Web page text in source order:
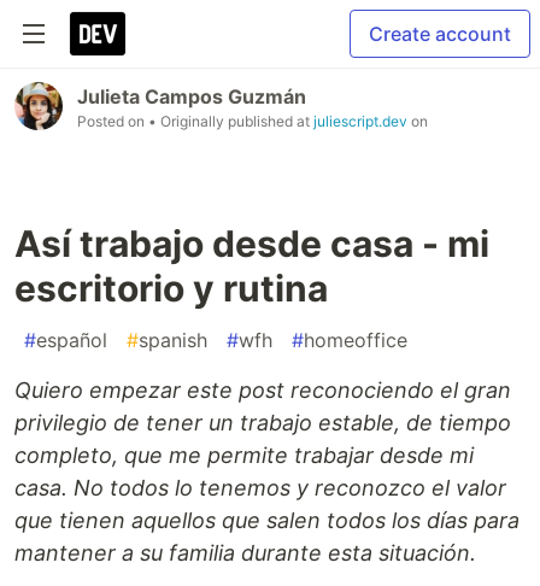
Create account
Julieta Campos Guzmán
Posted on • Originally published at juliescript.dev on
Así trabajo desde casa - mi
escritorio y rutina
#español #spanish #wfh #homeoffice
Quiero empezar este post reconociendo el gran
privilegio de tener un trabajo estable, de tiempo
completo, que me permite trabajar desde mi
casa. No todos lo tenemos y reconozco el valor
que tienen aquellos que salen todos los días para
mantener a su familia durante esta situación.